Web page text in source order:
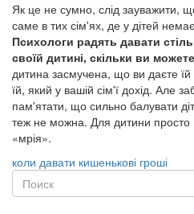
Як це не сумно, слід зауважити,
саме в тих сім'ях, де у дітей
Психологи радять давати
своїй дитині, скільки ви
дитина засмучена, що ви даєте
їй, який у вашій сім'ї дохід. Але
пам'ятати, що сильно балувати
теж не можна. Для дитини просто
«мрія».
коли давати кишенькові гроші
Поиск